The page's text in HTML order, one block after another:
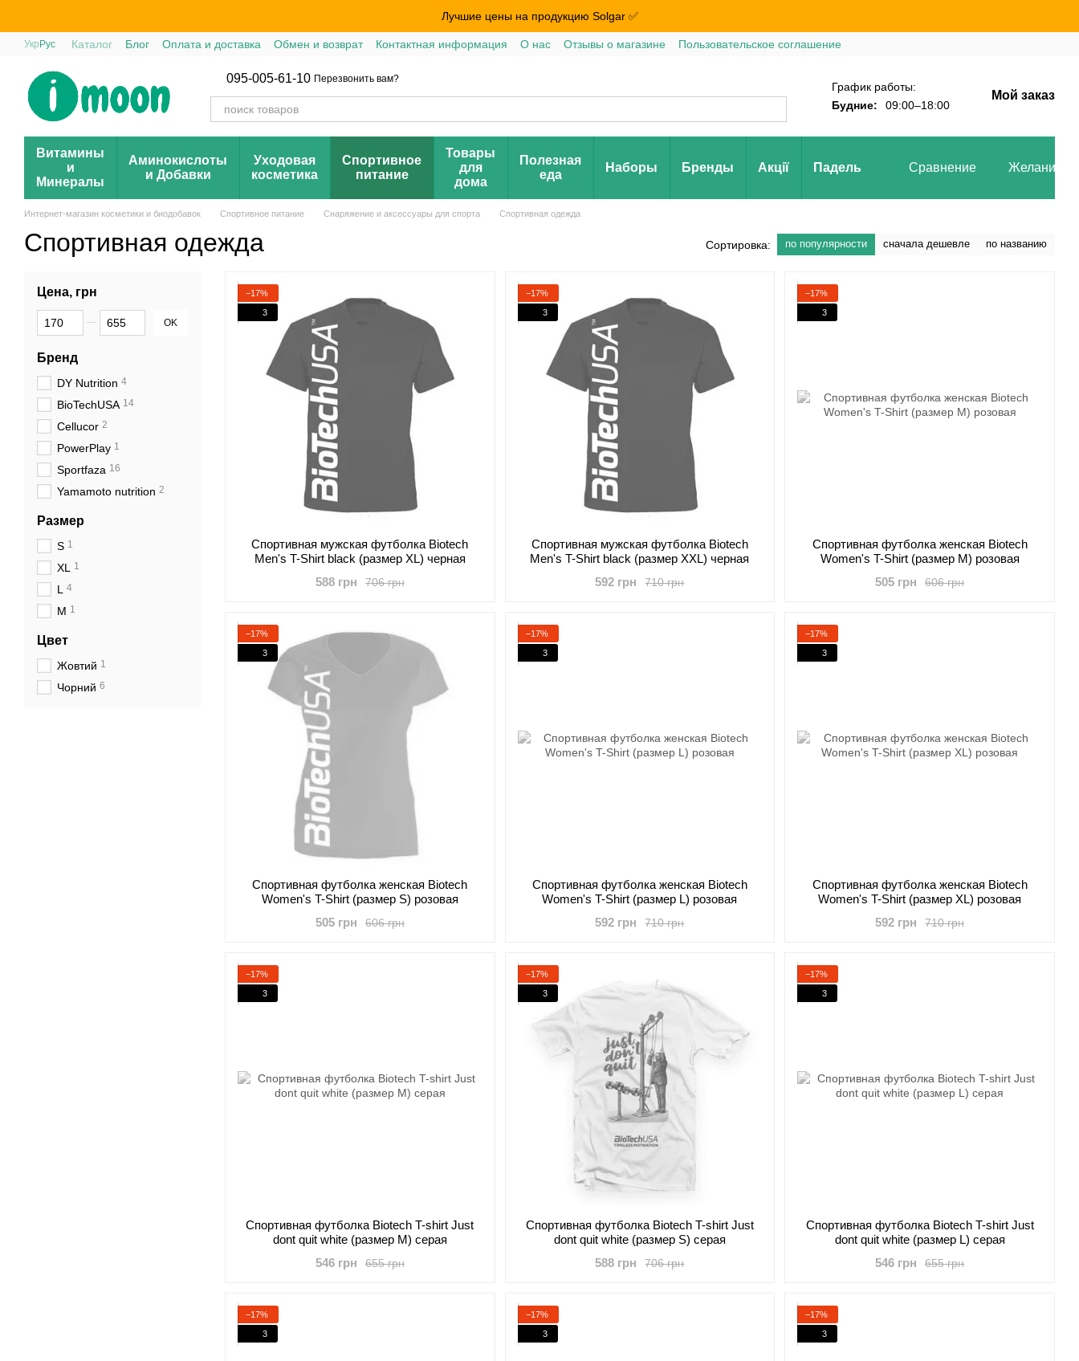
Лучшие цены на продукцию Solgar ✅
Укр Рус Каталог Блог Оплата и доставка Обмен и возврат Контактная информация О нас Отзывы о магазине Пользовательское соглашение
095-005-61-10 Перезвонить вам?
График работы:
Будние:
09:00–18:00
Мой заказ
Витамины
и
Минералы
Аминокислоты
и Добавки
Уходовая
косметика
Спортивное
питание
Товары
для
дома
Полезная
еда
Наборы Бренды Акції Падель Сравнение Желания
Интернет-магазин косметики и биодобавок Спортивное питание Снаряжение и аксессуары для спорта Спортивная одежда
Спортивная одежда Сортировка: по популярности сначала дешевле по названию
−17%
3
Cпортивная мужская футболка Biotech
Men's T-Shirt black (размер XL) черная
706 грн
588 грн
−17%
3
Cпортивная мужская футболка Biotech
Men's T-Shirt black (размер XXL) черная
710 грн
592 грн
−17%
3
Cпортивная футболка женская Biotech
Women's T-Shirt (размер M) розовая
606 грн
505 грн
−17%
3
Cпортивная футболка женская Biotech
Women's T-Shirt (размер S) розовая
606 грн
505 грн
−17%
3
Cпортивная футболка женская Biotech
Women's T-Shirt (размер L) розовая
710 грн
592 грн
−17%
3
Cпортивная футболка женская Biotech
Women's T-Shirt (размер XL) розовая
710 грн
592 грн
−17%
3
Cпортивная футболка Biotech T-shirt Just
dont quit white (размер M) серая
655 грн
546 грн
−17%
3
Cпортивная футболка Biotech T-shirt Just
dont quit white (размер S) серая
706 грн
588 грн
−17%
3
Cпортивная футболка Biotech T-shirt Just
dont quit white (размер L) серая
655 грн
546 грн
−17%
3
−17%
3
−17%
3
Цена, грн
От Цена, грн
До Цена, грн OK
Бренд
DY Nutrition 4
BioTechUSA 14
Cellucor 2
PowerPlay 1
Sportfaza 16
Yamamoto nutrition 2
Размер
S 1
XL 1
L 4
M 1
Цвет
Жовтий 1
Чорний 6